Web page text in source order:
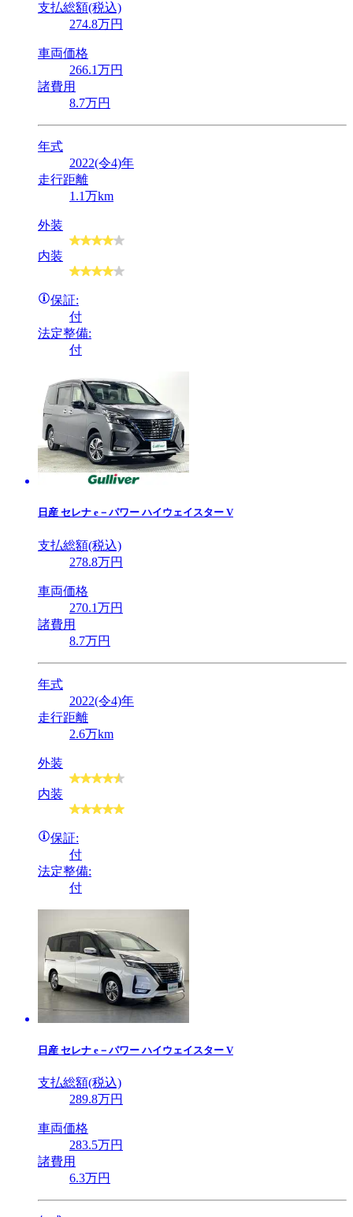
支払総額(税込)
274.8万円
車両価格
266.1万円
諸費用
8.7万円
年式
2022(令4)年
走行距離
1.1万km
外装
内装
保証:
付
法定整備:
付
日産 セレナ e－パワー ハイウェイスター V
支払総額(税込)
278.8万円
車両価格
270.1万円
諸費用
8.7万円
年式
2022(令4)年
走行距離
2.6万km
外装
内装
保証:
付
法定整備:
付
日産 セレナ e－パワー ハイウェイスター V
支払総額(税込)
289.8万円
車両価格
283.5万円
諸費用
6.3万円